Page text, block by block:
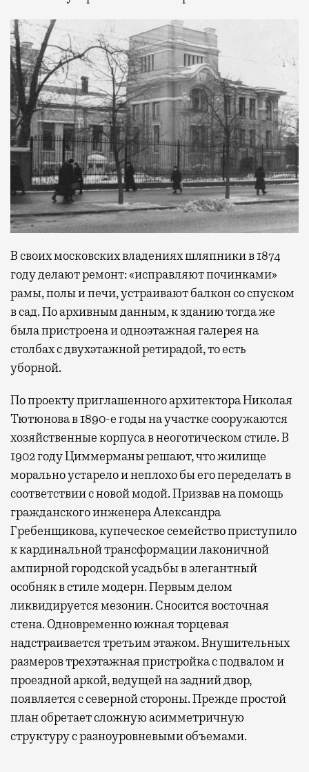
В своих московских владениях шляпники в 1874
году делают ремонт: «исправляют починками»
рамы, полы и печи, устраивают балкон со спуском
в сад. По архивным данным, к зданию тогда же
была пристроена и одноэтажная галерея на
столбах с двухэтажной ретирадой, то есть
уборной.
По проекту приглашенного архитектора Николая
Тютюнова в 1890-е годы на участке сооружаются
хозяйственные корпуса в неоготическом стиле. В
1902 году Циммерманы решают, что жилище
морально устарело и неплохо бы его переделать в
соответствии с новой модой. Призвав на помощь
гражданского инженера Александра
Гребенщикова, купеческое семейство приступило
к кардинальной трансформации лаконичной
ампирной городской усадьбы в элегантный
особняк в стиле модерн. Первым делом
ликвидируется мезонин. Сносится восточная
стена. Одновременно южная торцевая
надстраивается третьим этажом. Внушительных
размеров трехэтажная пристройка с подвалом и
проездной аркой, ведущей на задний двор,
появляется с северной стороны. Прежде простой
план обретает сложную асимметричную
структуру с разноуровневыми объемами.